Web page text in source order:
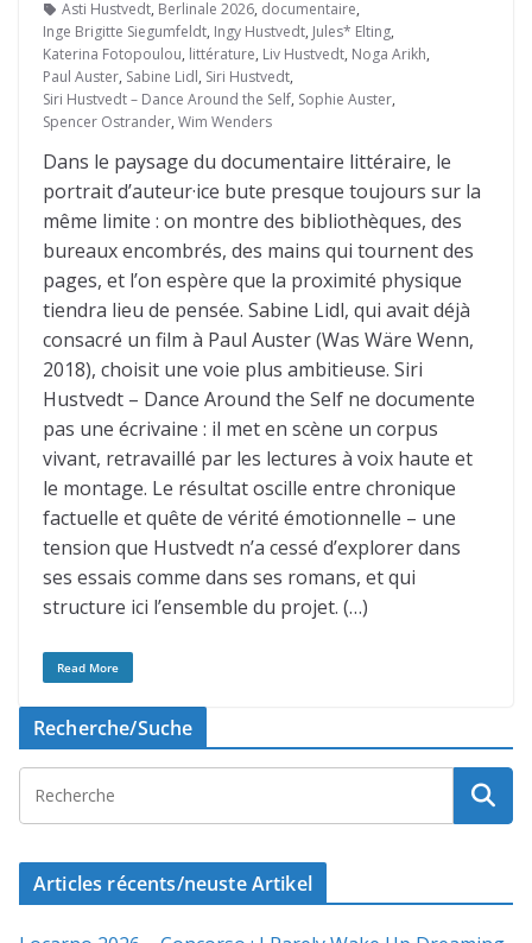
Asti Hust­vedt, Berlinale 2026, documentaire,
Inge Brigitte Siegum­feldt, Ingy Hust­vedt, Jules* Elting,
Kate­rina Foto­poulou, littérature, Liv Hust­vedt, Noga Arikh,
Paul Auster, Sabine Lidl, Siri Hust­vedt,
Siri Hustvedt – Dance Around the Self, Sophie Auster,
Spencer Ostrander, Wim Wenders
Dans le paysage du documentaire littéraire, le
portrait d’auteur·ice bute presque toujours sur la
même limite : on montre des bibliothèques, des
bureaux encombrés, des mains qui tournent des
pages, et l’on espère que la proximité physique
tiendra lieu de pensée. Sabine Lidl, qui avait déjà
consacré un film à Paul Auster (Was Wäre Wenn,
2018), choisit une voie plus ambitieuse. Siri
Hustvedt – Dance Around the Self ne documente
pas une écrivaine : il met en scène un corpus
vivant, retravaillé par les lectures à voix haute et
le montage. Le résultat oscille entre chronique
factuelle et quête de vérité émotionnelle – une
tension que Hustvedt n’a cessé d’explorer dans
ses essais comme dans ses romans, et qui
structure ici l’ensemble du projet. (…)
Read More
Recherche/Suche
Articles récents/neuste Artikel